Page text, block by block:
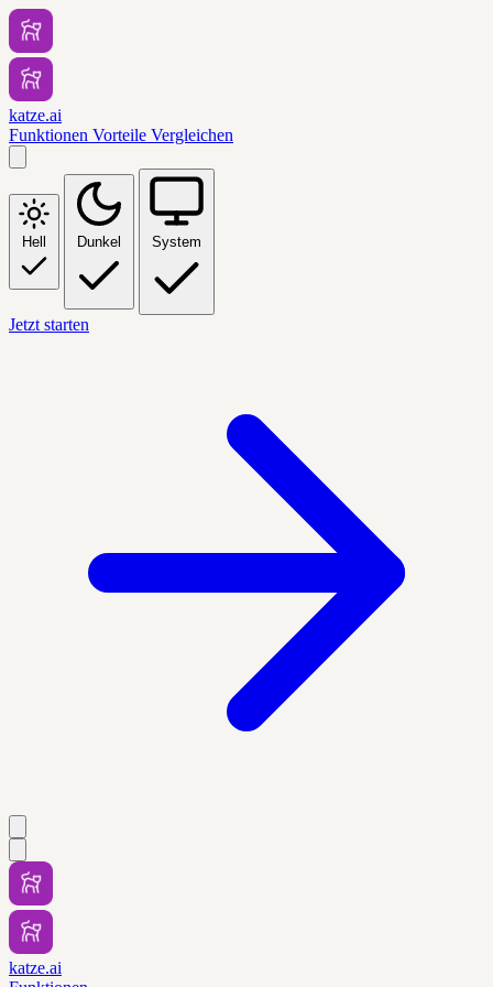
katze.ai
Funktionen Vorteile Vergleichen
Hell Dunkel System
Jetzt starten
katze.ai